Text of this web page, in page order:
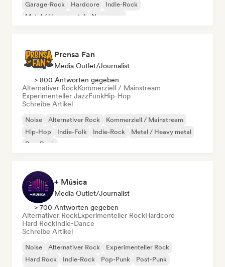
Garage-Rock
Hardcore
Indie-Rock
Metal / Heavy metal
New wave
Prensa Fan
Media Outlet/Journalist
> 800 Antworten gegeben
Alternativer RockKommerziell / Mainstream
Experimenteller JazzFunkHip-Hop
Schreibe Artikel
Noise Alternativer Rock
Kommerziell / Mainstream
Hip-Hop
Indie-Folk Indie-Rock
Metal / Heavy metal
Pop-Rock
+ Música
Media Outlet/Journalist
> 700 Antworten gegeben
Alternativer RockExperimenteller RockHardcore
Hard RockIndie-Dance
Schreibe Artikel
Noise Alternativer Rock
Experimenteller Rock
Hard Rock
Indie-Rock Pop-Punk
Post-Punk